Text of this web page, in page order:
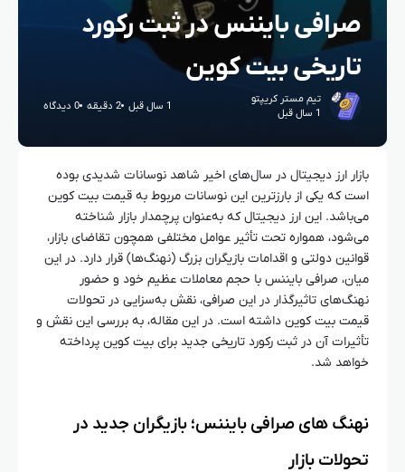
صرافی بایننس در ثبت رکورد
تاریخی بیت‌ کوین
تیم مستر کریپتو
1 سال قبل
1 سال قبل 2 دقیقه 0 دیدگاه
بازار ارز دیجیتال در سال‌های اخیر شاهد نوسانات شدیدی بوده
است که یکی از بارزترین این نوسانات مربوط به قیمت بیت‌ کوین
می‌باشد. این ارز دیجیتال که به‌عنوان پرچمدار بازار شناخته
می‌شود، همواره تحت تأثیر عوامل مختلفی همچون تقاضای بازار،
قوانین دولتی و اقدامات بازیگران بزرگ (نهنگ‌ها) قرار دارد. در این
میان، صرافی بایننس با حجم معاملات عظیم خود و حضور
نهنگ‌های تاثیرگذار در این صرافی، نقش به‌سزایی در تحولات
قیمت بیت‌ کوین داشته است. در این مقاله، به بررسی این نقش و
تأثیرات آن در ثبت رکورد تاریخی جدید برای بیت‌ کوین پرداخته
خواهد شد.
نهنگ‌ های صرافی بایننس؛ بازیگران جدید در
تحولات بازار